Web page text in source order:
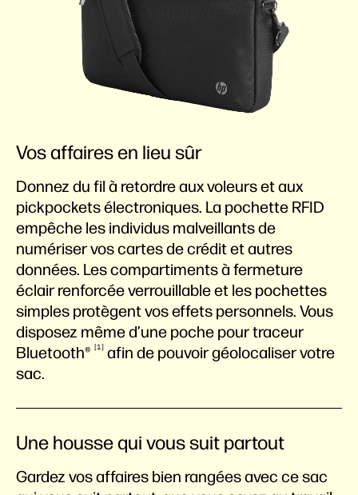
Vos affaires en lieu sûr
Donnez du fil à retordre aux voleurs et aux
pickpockets électroniques. La pochette RFID
empêche les individus malveillants de
numériser vos cartes de crédit et autres
données. Les compartiments à fermeture
éclair renforcée verrouillable et les pochettes
simples protègent vos effets personnels. Vous
disposez même d’une poche pour traceur
Bluetooth®
1
afin de pouvoir géolocaliser votre
sac.
Une housse qui vous suit partout
Gardez vos affaires bien rangées avec ce sac